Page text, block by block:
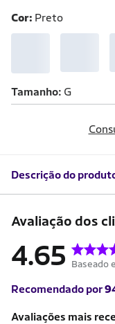
Cor: Preto
Tamanho G
Descrição do
Avaliação dos
4.65 Baseado
Recomendado por
Avaliações mais